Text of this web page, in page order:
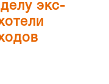
экс-